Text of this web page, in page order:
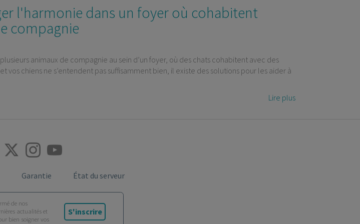
l'harmonie dans un foyer où cohabitent
compagnie
animaux de compagnie au sein d’un foyer, où des chats cohabitent avec des
vos chiens ne s’entendent pas suffisamment bien, il existe des solutions pour les aider à
Lire plus
Garantie État du serveur
de nos
actualités et
bien soigner vos
S'inscrire